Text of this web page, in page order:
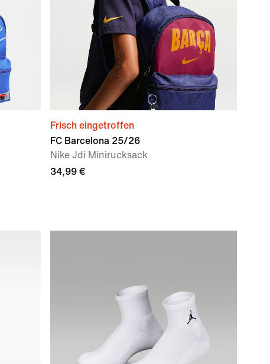
Frisch eingetroffen
FC Barcelona 25/26
Nike Jdi Minirucksack
34,99 €